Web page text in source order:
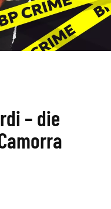
– die